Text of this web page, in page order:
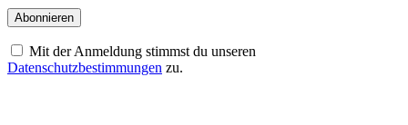
Mit der Anmeldung stimmst du unseren
Datenschutzbestimmungen zu.